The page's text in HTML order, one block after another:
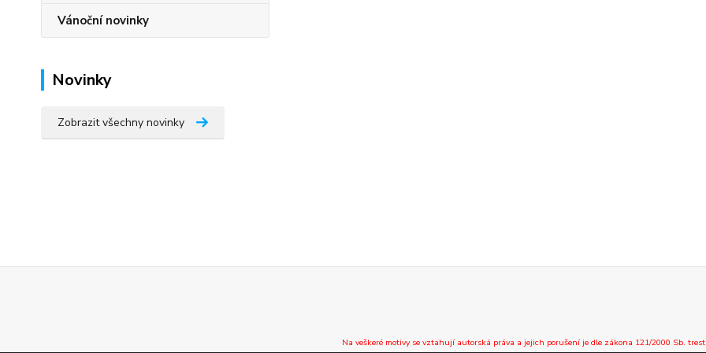
Vánoční novinky
Novinky
Zobrazit všechny novinky
Na veškeré motivy se vztahují autorská práva a jejich porušení je dle zákona 121/2000 Sb.